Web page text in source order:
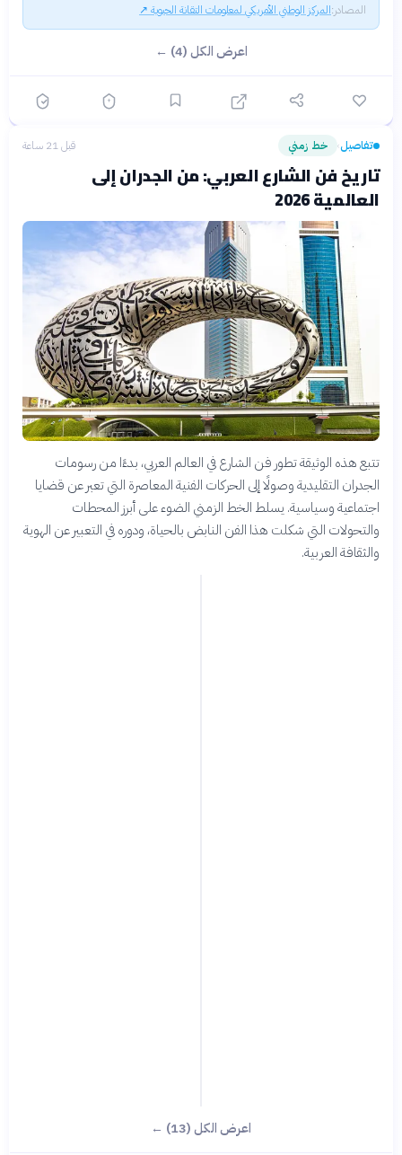
المصادر:المركز الوطني الأمريكي لمعلومات التقانة الحيوية ↗
اعرض الكل (4) ←
تفاصيل› خط زمني قبل 21 ساعة
تاريخ فن الشارع العربي: من الجدران إلى
العالمية 2026
تتبع هذه الوثيقة تطور فن الشارع في العالم العربي، بدءًا من رسومات
الجدران التقليدية وصولًا إلى الحركات الفنية المعاصرة التي تعبر عن قضايا
اجتماعية وسياسية. يسلط الخط الزمني الضوء على أبرز المحطات
والتحولات التي شكلت هذا الفن النابض بالحياة، ودوره في التعبير عن الهوية
والثقافة العربية.
اعرض الكل (13) ←